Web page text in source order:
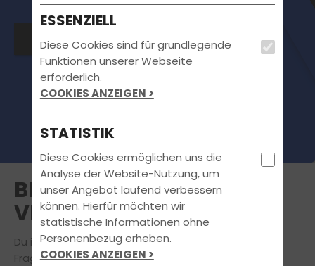
Bewirb dich jetzt
BERATUNGSTERMIN
VEREINBAREN
Du interessierst Dich für unser Angebot oder hast
Fragen rund um Deine Führerscheinausbildung?
ESSENZIELL
Diese Cookies sind für grundlegende
Funktionen unserer Webseite
erforderlich.
COOKIES ANZEIGEN >
STATISTIK
Diese Cookies ermöglichen uns die
Analyse der Website-Nutzung, um
unser Angebot laufend verbessern
können. Hierfür möchten wir
statistische Informationen ohne
Personenbezug erheben.
COOKIES ANZEIGEN >